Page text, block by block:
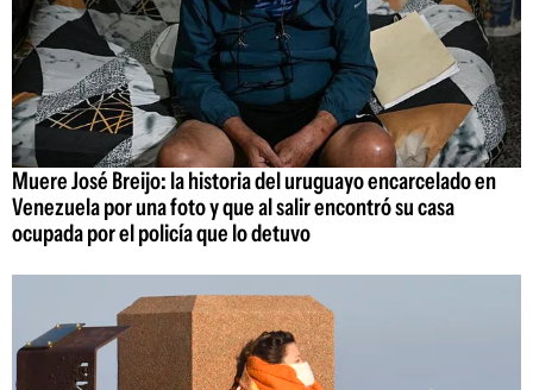
Muere José Breijo: la historia del uruguayo encarcelado en
Venezuela por una foto y que al salir encontró su casa
ocupada por el policía que lo detuvo